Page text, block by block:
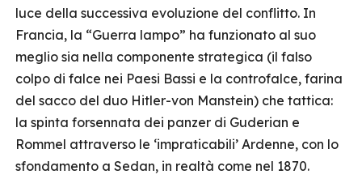
luce della successiva evoluzione del conflitto. In
Francia, la “Guerra lampo” ha funzionato al suo
meglio sia nella componente strategica (il falso
colpo di falce nei Paesi Bassi e la controfalce, farina
del sacco del duo Hitler-von Manstein) che tattica:
la spinta forsennata dei panzer di Guderian e
Rommel attraverso le ‘impraticabili’ Ardenne, con lo
sfondamento a Sedan, in realtà come nel 1870.